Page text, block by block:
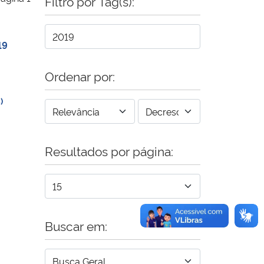
Ordenar por:
Resultados por página:
Buscar em: